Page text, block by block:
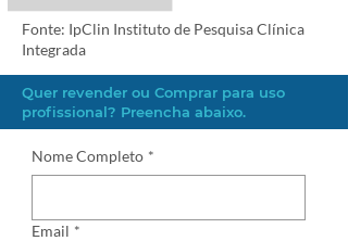
Fonte: IpClin Instituto de Pesquisa Clínica
Integrada
Quer revender ou Comprar para uso
profissional? Preencha abaixo.
Nome Completo *
Email *